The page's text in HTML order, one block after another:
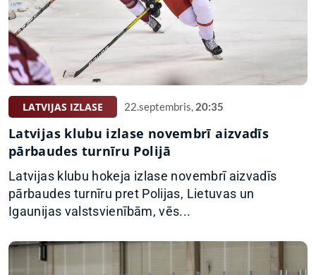
LATVIJAS IZLASE 22.septembris, 20:35
Latvijas klubu izlase novembrī aizvadīs
pārbaudes turnīru Polijā
Latvijas klubu hokeja izlase novembrī aizvadīs
pārbaudes turnīru pret Polijas, Lietuvas un
Igaunijas valstsvienībām, vēs...